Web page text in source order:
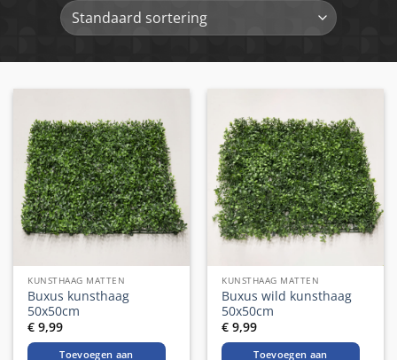
KUNSTHAAG MATTEN
Buxus kunsthaag
50x50cm
€ 9,99
Toevoegen aan
KUNSTHAAG MATTEN
Buxus wild kunsthaag
50x50cm
€ 9,99
Toevoegen aan